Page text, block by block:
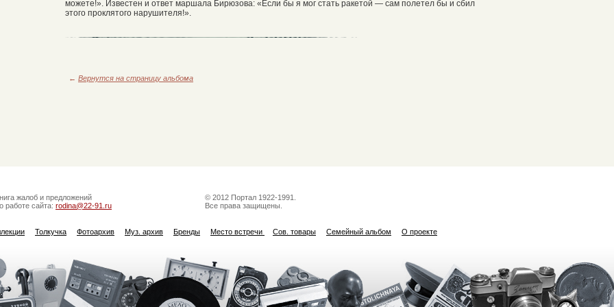
можете!». Известен и ответ маршала Бирюзова: «Если бы я мог стать ракетой — сам полетел бы и сбил
этого проклятого нарушителя!».
← Вернутся на страницу альбома
жалоб и предложений
работе сайта: rodina@22-91.ru
© 2012 Портал 1922-1991.
Все права защищены.
Толкучка Фотоархив Муз. архив Бренды Место встречи Сов. товары Семейный альбом О проекте